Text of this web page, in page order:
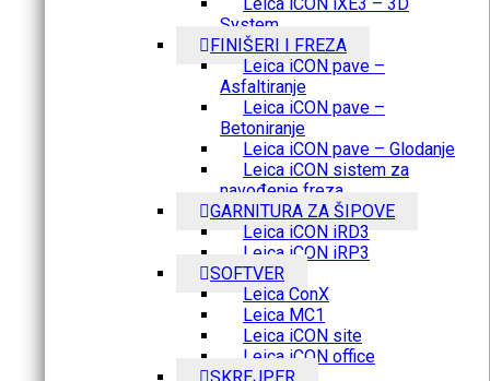
System
FINIŠERI I FREZA
Leica iCON pave –
Asfaltiranje
Leica iCON pave –
Betoniranje
Leica iCON pave – Glodanje
Leica iCON sistem za
navođenje freza
GARNITURA ZA ŠIPOVE
Leica iCON iRD3
Leica iCON iRP3
SOFTVER
Leica ConX
Leica MC1
Leica iCON site
Leica iCON office